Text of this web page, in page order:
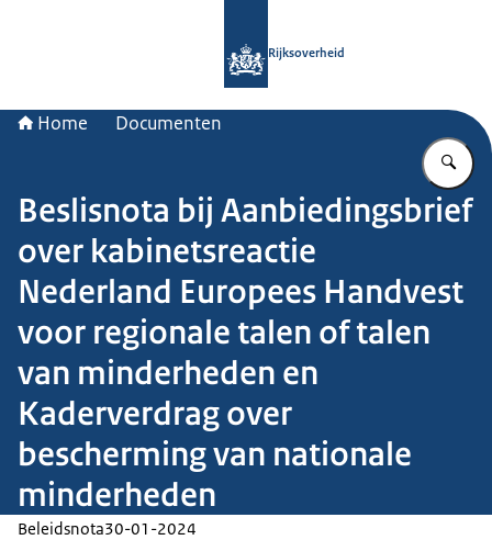
Rijksoverheid
Home Documenten
Beslisnota bij Aanbiedingsbrief
over kabinetsreactie
Nederland Europees Handvest
voor regionale talen of talen
van minderheden en
Kaderverdrag over
bescherming van nationale
minderheden
Beleidsnota30-01-2024